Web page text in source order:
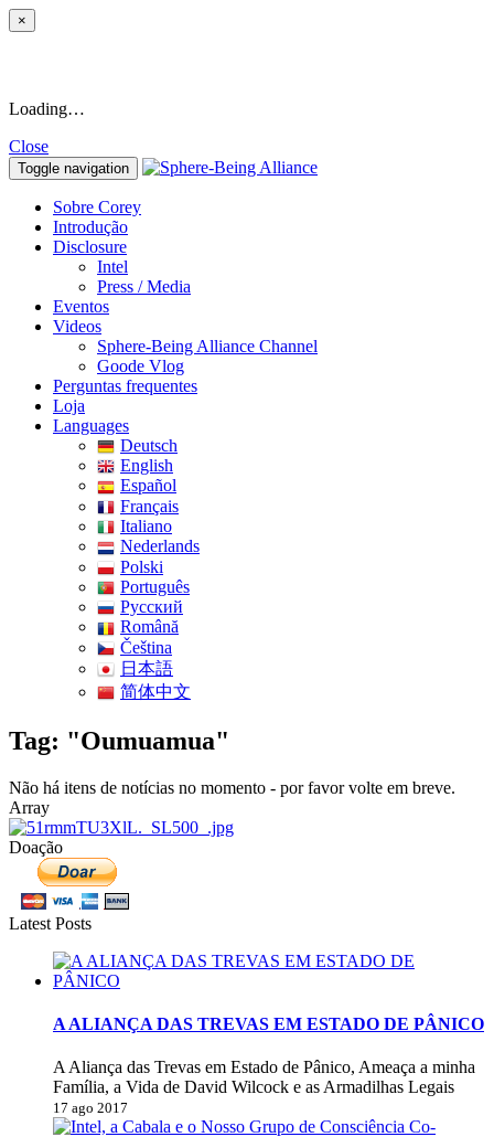
×
Loading…
Close
Toggle navigation
Sobre Corey
Introdução
Disclosure
Intel
Press / Media
Eventos
Videos
Sphere-Being Alliance Channel
Goode Vlog
Perguntas frequentes
Loja
Languages
Deutsch
English
Español
Français
Italiano
Nederlands
Polski
Português
Pусский
Română
Čeština
日本語
简体中文
Tag: "Oumuamua"
Não há itens de notícias no momento - por favor volte em breve.
Array
Doação
Latest Posts
A ALIANÇA DAS TREVAS EM ESTADO DE PÂNICO
A Aliança das Trevas em Estado de Pânico, Ameaça a minha
Família, a Vida de David Wilcock e as Armadilhas Legais
17 ago 2017